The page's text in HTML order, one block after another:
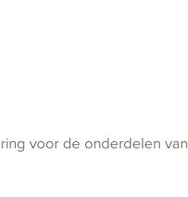
voor de onderdelen van